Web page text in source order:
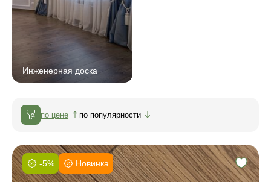
Инженерная доска
по цене по популярности
-5% Новинка
Фаска: